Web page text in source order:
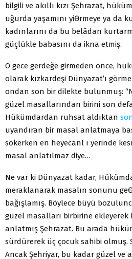
bilgili ve akıllı kızı Şehrazat,
uğurda yaşamını yiƟrmeye ya da
kadınlarını da bu belâdan
güçlükle babasını da ikna etmiş.
O gece gerdeğe girmeden önce,
olarak kızkardeşi Dünyazat’ı
ondan son bir dilekte bulunmuş:
güzel masallarından birini son
Hükümdardan ruhsat aldıktan
uyandıran bir masal anlatmaya
sökerken en heyecanl ı yerinde
masal anlatılmaz diye…
Ne var ki Dünyazat kadar,
meraklanarak masalın sonunu
bağışlamış. Böylece büyü
güzel masalları birbirine ekleyerek
anlatmış Şehrazat. Bu arada
sürdürerek üç çocuk sahibi olmuş.
Ancak Şehriyar, bu kadar güzel ve